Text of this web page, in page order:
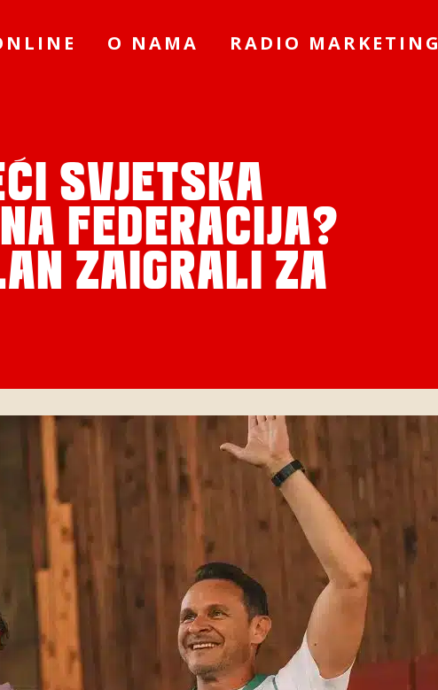
O NAMA RADIO MARKETING
SVJETSKA
FEDERACIJA?
ZAIGRALI ZA